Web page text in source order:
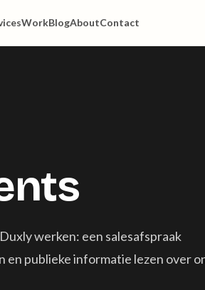
WorkBlogAboutContact
werken: een salesafspraak
publieke informatie lezen over